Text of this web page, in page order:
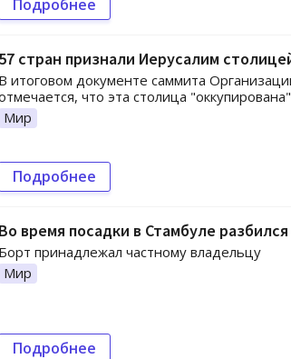
Подробнее
57 стран признали Иерусалим
В итоговом документе саммита
что эта столица
Мир
Подробнее
Во время посадки в Стамбуле
Борт принадлежал частному владельцу
Мир
Подробнее